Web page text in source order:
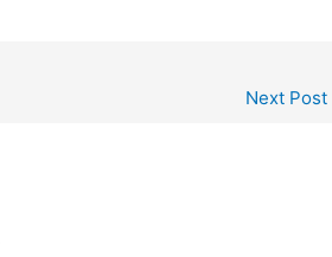
Next Post